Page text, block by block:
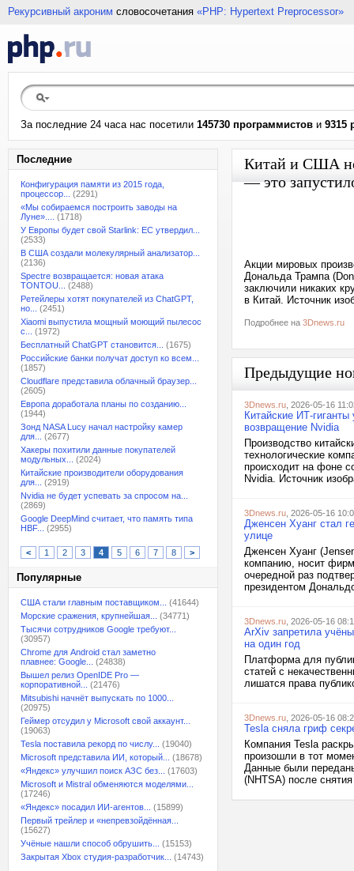
Рекурсивный акроним словосочетания «PHP: Hypertext Preprocessor»
За последние 24 часа нас посетили 145730 программистов и 9315
Последние
Конфигурация памяти из 2015 года,
процессор...
(2291)
«Мы собираемся построить заводы на
Луне»....
(1718)
У Европы будет свой Starlink: ЕС утвердил...
(2533)
В США создали молекулярный анализатор...
(2136)
Spectre возвращается: новая атака
TONTOU...
(2488)
Ретейлеры хотят покупателей из ChatGPT,
но...
(2451)
Xiaomi выпустила мощный моющий пылесос
с...
(1972)
Бесплатный ChatGPT становится...
(1675)
Российские банки получат доступ ко всем...
(1857)
Cloudflare представила облачный браузер...
(2605)
Европа доработала планы по созданию...
(1944)
Зонд NASA Lucy начал настройку камер
для...
(2677)
Хакеры похитили данные покупателей
модульных...
(2024)
Китайские производители оборудования
для...
(2919)
Nvidia не будет успевать за спросом на...
(2869)
Google DeepMind считает, что память типа
HBF...
(2955)
< 1 2 3 4 5 6 7 8 >
Популярные
США стали главным поставщиком...
(41644)
Морские сражения, крупнейшая...
(34771)
Тысячи сотрудников Google требуют...
(30957)
Chrome для Android стал заметно
плавнее: Google...
(24838)
Вышел релиз OpenIDE Pro —
корпоративной...
(21476)
Mitsubishi начнёт выпускать по 1000...
(20975)
Геймер отсудил у Microsoft свой аккаунт...
(19063)
Tesla поставила рекорд по числу...
(19040)
Microsoft представила ИИ, который...
(18678)
«Яндекс» улучшил поиск АЗС без...
(17603)
Microsoft и Mistral обменяются моделями...
(17246)
«Яндекс» посадил ИИ-агентов...
(15899)
Первый трейлер и «непревзойдённая...
(15627)
Учёные нашли способ обрушить...
(15153)
Закрытая Xbox студия-разработчик...
(14743)
Китай и США не
— это
Акции мировых
Дональда Трампа
заключили никаких
в Китай. Источник
Подробнее на 3Dnews.ru
Предыдущие
3Dnews.ru , 2026-05-16
Китайские ИТ-
возвращение Nvidia
Производство
технологические
происходит на фоне
Nvidia. Источник
3Dnews.ru , 2026-05-16
Дженсен Хуанг стал
улице
Дженсен Хуанг
компанию, носит
очередной раз
президентом
3Dnews.ru , 2026-05-16
ArXiv запретила
на один год
Платформа для
статей с
лишатся права
3Dnews.ru , 2026-05-16
Tesla сняла гриф
Компания Tesla
произошли в тот
Данные были
(NHTSA) после